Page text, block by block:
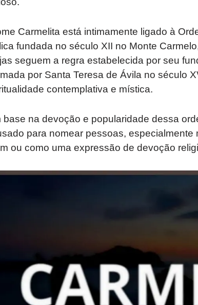
Carmelita está intimamente ligado à
fundada no século XII no Monte
seguem a regra estabelecida por seu
por Santa Teresa de Ávila no século
contemplativa e mística.
base na devoção e popularidade dessa
para nomear pessoas,
ou como uma expressão de devoção